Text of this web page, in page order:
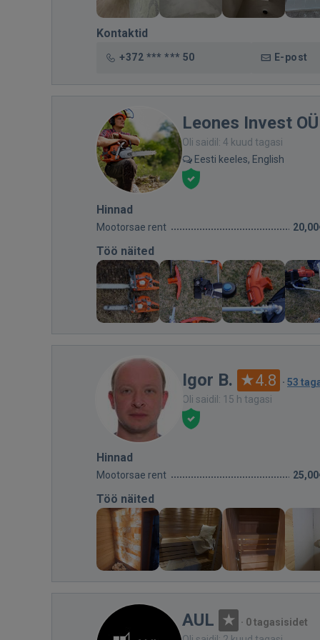
Kontaktid
+372 *** *** 50 E-post
Leones Invest OÜ
Oli saidil: 4 kuud tagasi
Eesti keeles, English
Hinnad
Mootorsae rent
Töö näited
Igor B. 4.8 · 53
Oli saidil: 15 h tagasi
Hinnad
Mootorsae rent
Töö näited
AUL · 0 tagasisidet